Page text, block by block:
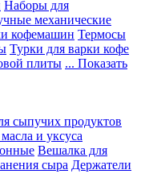
Наборы для
механические
кофемашин Термосы
Турки для варки кофе
плиты ... Показать
сыпучих продуктов
и уксуса
Вешалка для
сыра Держатели